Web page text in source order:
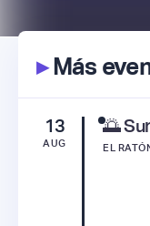
▸Más
13
AUG
🌅
EL